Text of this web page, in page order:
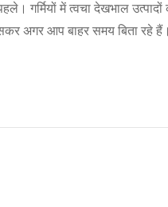
में त्वचा देखभाल उत्पादों
अगर आप बाहर समय बिता रहे हैं।